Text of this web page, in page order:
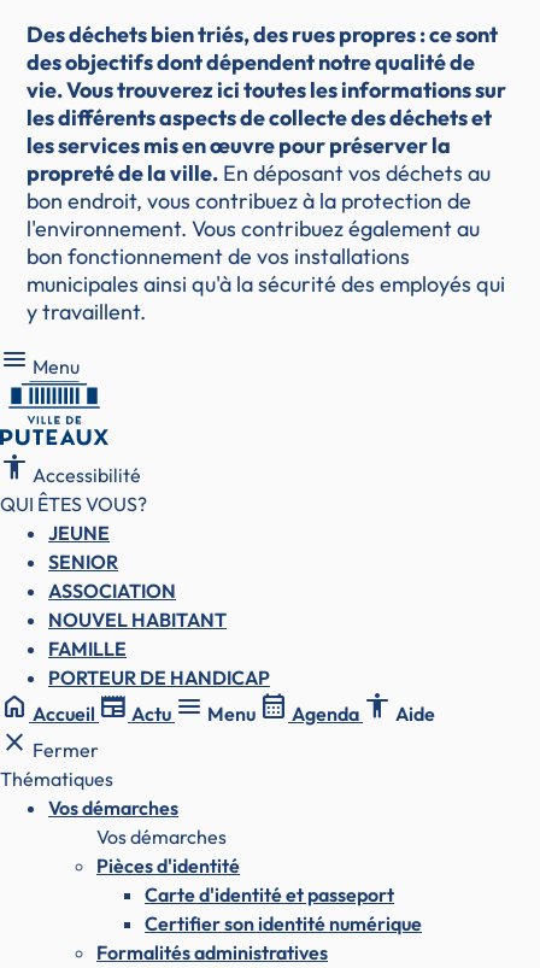
Des déchets bien triés, des rues propres : ce sont
des objectifs dont dépendent notre qualité de
vie. Vous trouverez ici toutes les informations sur
les différents aspects de collecte des déchets et
les services mis en œuvre pour préserver la
propreté de la ville. En déposant vos déchets au
bon endroit, vous contribuez à la protection de
l'environnement. Vous contribuez également au
bon fonctionnement de vos installations
municipales ainsi qu'à la sécurité des employés qui
y travaillent.
Menu Menu
accessibility Accessibilité
QUI ÊTES VOUS?
JEUNE
SENIOR
ASSOCIATION
NOUVEL HABITANT
FAMILLE
PORTEUR DE HANDICAP
home Accueil newspaper Actu menu Menu calendar_month Agenda accessibility Aide
close Fermer
Thématiques
Vos démarches
Vos démarches
Pièces d'identité
Carte d'identité et passeport
Certifier son identité numérique
Formalités administratives